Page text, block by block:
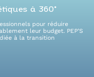
à 360°
pour réduire
leur budget. PEP’S
à la transition